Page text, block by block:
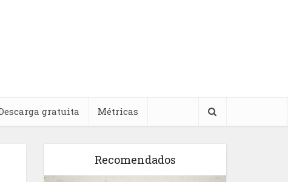
gratuita Métricas
Recomendados